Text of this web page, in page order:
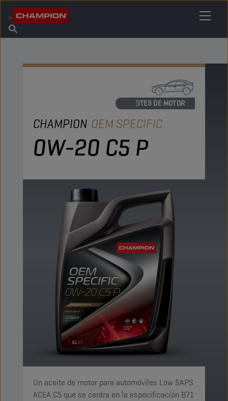
Acerca de champion
Encuentra un punto de venta
ACEITES DE MOTOR
CHAMPION OEM SPECIFIC
0W-20 C5 P
Un aceite de motor para automóviles Low SAPS
ACEA C5 que se centra en la especificación B71